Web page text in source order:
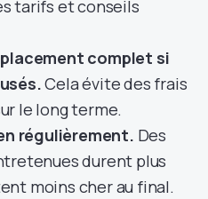
tarifs et conseils
complet si
Cela évite des frais
le long terme.
régulièrement. Des
durent plus
moins cher au final.